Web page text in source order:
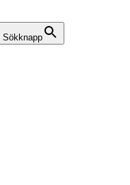
Sökknapp